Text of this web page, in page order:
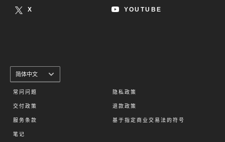
X YOUTUBE
言
简体中文
常问问题 隐私政策
交付政策 退款政策
服务条款 基于指定商业交易法的符号
笔记